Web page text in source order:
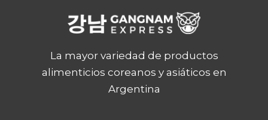
La mayor variedad de productos
alimenticios coreanos y asiáticos en
Argentina